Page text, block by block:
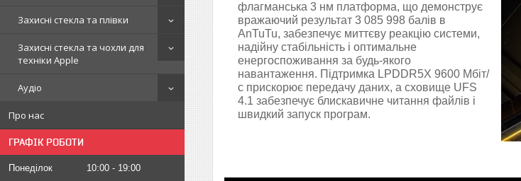
Захисні стекла та плівки
Захисні стекла та чохли для
техніки Apple
Аудіо
Про нас
ГРАФІК РОБОТИ
Понеділок 10:00
19:00
флагманська 3 нм платформа, що демонструє
вражаючий результат 3 085 998 балів в
AnTuTu, забезпечує миттєву реакцію системи,
надійну стабільність і оптимальне
енергоспоживання за будь-якого
навантаження. Підтримка LPDDR5X 9600 Мбіт/
с прискорює передачу даних, а сховище UFS
4.1 забезпечує блискавичне читання файлів і
швидкий запуск програм.